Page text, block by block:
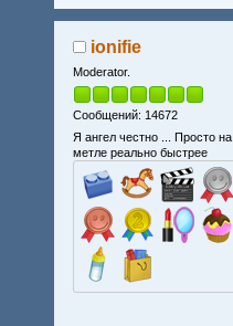
ionifie
Moderator.
Сообщений: 14672
Я ангел честно ... Просто на
метле реально быстрее